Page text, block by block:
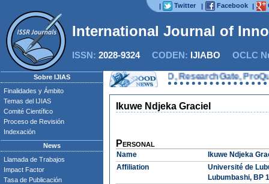
| Twitter | Facebook |
International Journal of
ISSN: 2028-9324CODEN: IJIABO OCLC
Sobre IJIAS
Finalidades y Ámbito
Temas del IJIAS
Comité Científico
Proceso de Revisión
Indexación
News
Llamada de Trabajos
Impact Factor
Tasa de Publicación
Now IJIAS is indexed in EBSCO, ResearchGate,
Ikuwe Ndjeka Graciel
Personal
Name
Ikuwe Ndjeka
Affiliation
Université de
Lubumbashi, BP